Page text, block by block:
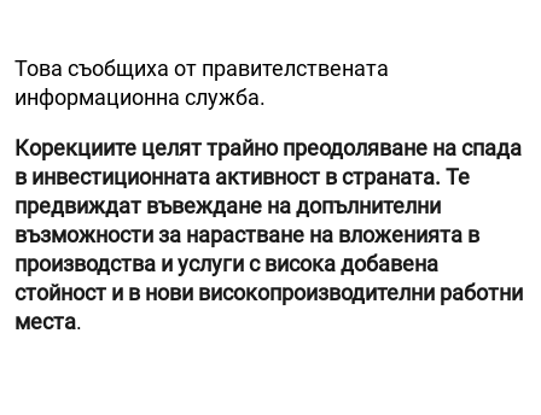
Това съобщиха от правителствената
информационна служба.
Корекциите целят трайно преодоляване на спада
в инвестиционната активност в страната. Те
предвиждат въвеждане на допълнителни
възможности за нарастване на вложенията в
производства и услуги с висока добавена
стойност и в нови високопроизводителни работни
места.